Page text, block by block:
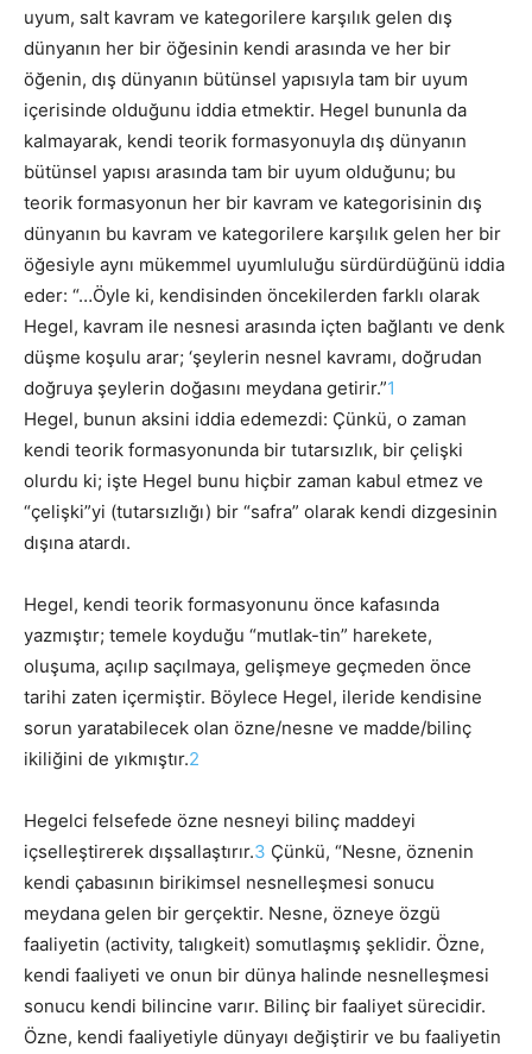
uyum, salt kavram ve kategorilere karşılık gelen dış
dünyanın her bir öğesinin kendi arasında ve her bir
öğenin, dış dünyanın bütünsel yapısıyla tam bir uyum
içerisinde olduğunu iddia etmektir. Hegel bununla da
kalmayarak, kendi teorik formasyonuyla dış dünyanın
bütünsel yapısı arasında tam bir uyum olduğunu; bu
teorik formasyonun her bir kavram ve kategorisinin dış
dünyanın bu kavram ve kategorilere karşılık gelen her bir
öğesiyle aynı mükemmel uyumluluğu sürdürdüğünü iddia
eder: “…Öyle ki, kendisinden öncekilerden farklı olarak
Hegel, kavram ile nesnesi arasında içten bağlantı ve denk
düşme koşulu arar; ‘şeylerin nesnel kavramı, doğrudan
doğruya şeylerin doğasını meydana getirir.”1
Hegel, bunun aksini iddia edemezdi: Çünkü, o zaman
kendi teorik formasyonunda bir tutarsızlık, bir çelişki
olurdu ki; işte Hegel bunu hiçbir zaman kabul etmez ve
“çelişki”yi (tutarsızlığı) bir “safra” olarak kendi dizgesinin
dışına atardı.
Hegel, kendi teorik formasyonunu önce kafasında
yazmıştır; temele koyduğu “mutlak-tin” harekete,
oluşuma, açılıp saçılmaya, gelişmeye geçmeden önce
tarihi zaten içermiştir. Böylece Hegel, ileride kendisine
sorun yaratabilecek olan özne/nesne ve madde/bilinç
ikiliğini de yıkmıştır.2
Hegelci felsefede özne nesneyi bilinç maddeyi
içselleştirerek dışsallaştırır.3 Çünkü, “Nesne, öznenin
kendi çabasının birikimsel nesnelleşmesi sonucu
meydana gelen bir gerçektir. Nesne, özneye özgü
faaliyetin (activity, talıgkeit) somutlaşmış şeklidir. Özne,
kendi faaliyeti ve onun bir dünya halinde nesnelleşmesi
sonucu kendi bilincine varır. Bilinç bir faaliyet sürecidir.
Özne, kendi faaliyetiyle dünyayı değiştirir ve bu faaliyetin